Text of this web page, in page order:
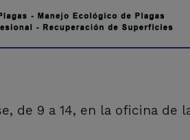
de 9 a 14, en la oficina de